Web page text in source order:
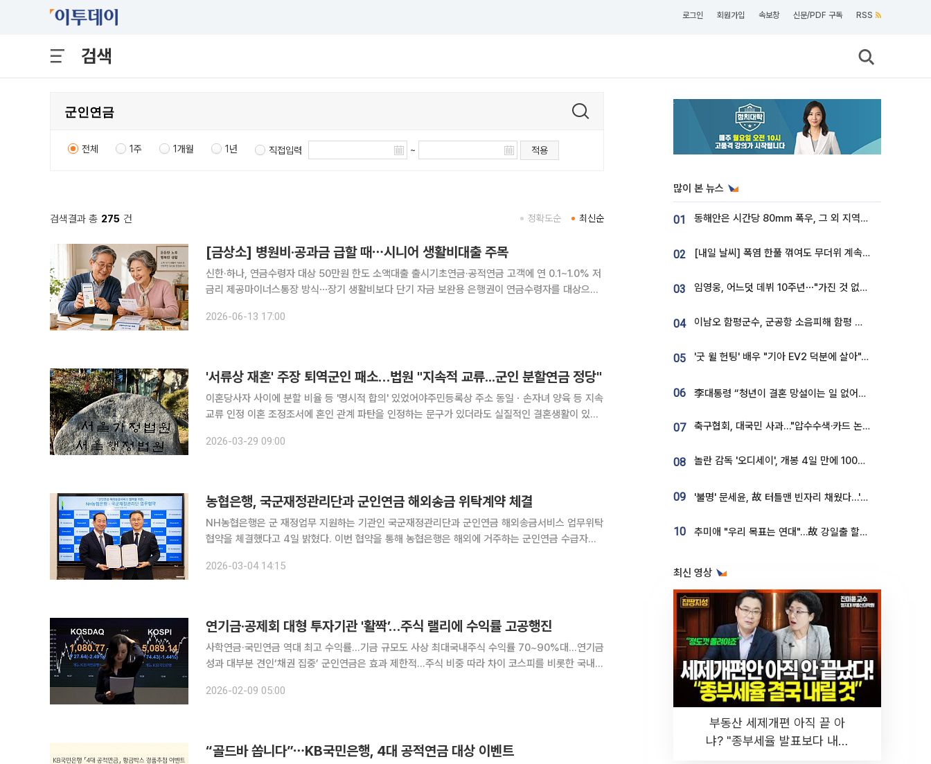
로그인 회원가입 속보창 신문/PDF 구독 RSS
검색
전체 1주 1개월 1년 직접입력 ~ 적용
검색결과 총 275 건 최신순
정확도순
[금상소] 병원비·공과금 급할 때⋯시니어 생활비대출 주목
신한·하나, 연금수령자 대상 50만원 한도 소액대출 출시기초연금·공적연금 고객에 연 0.1~1.0% 저
금리 제공마이너스통장 방식⋯장기 생활비보다 단기 자금 보완용 은행권이 연금수령자를 대상으로
생활자금 수요에 대응하기 위한 시니어 고객 대상 포용금융 상품이다.
2026-06-13 17:00
'서류상 재혼' 주장 퇴역군인 패소…법원 "지속적 교류...군인 분할연금 정당"
이혼당사자 사이에 분할 비율 등 '명시적 합의' 있었어야주민등록상 주소 동일ㆍ손자녀 양육 등 지속
교류 인정 이혼 조정조서에 혼인 관계 파탄을 인정하는 문구가 있더라도 실질적인 결혼생활이 있었
따르면 서울행정법원 행정3부(최수진 부장판사)는 군인연금 수급자
2026-03-29 09:00
농협은행, 국군재정관리단과 군인연금 해외송금 위탁계약 체결
NH농협은행은 군 재정업무 지원하는 기관인 국군재정관리단과 군인연금 해외송금서비스 업무위탁
협약을 체결했다고 4일 밝혔다. 이번 협약을 통해 농협은행은 해외에 거주하는 군인연금 수급자들
2026-03-04 14:15
연기금·공제회 대형 투자기관 '활짝’…주식 랠리에 수익률 고공행진
사학연금·국민연금 역대 최고 수익률…기금 규모도 사상 최대국내주식 수익률 70~90%대…연기금
성과 대부분 견인‘채권 집중’ 군인연금은 효과 제한적…주식 비중 따라 차이 코스피를 비롯한 국내
됐다. 특히 국내 주식 시장 랠리가 수익률을 끌어올리며 기관투자잦
2026-02-09 05:00
“골드바 쏩니다”⋯KB국민은행, 4대 공적연금 대상 이벤트
많이 본 뉴스
01 동해안은 시간당 80㎜ 폭우, 그 외 지역은 폭염…‘극과 극 날씨’
02 [내일 날씨] 폭염 한풀 꺾여도 무더위 계속⋯동해안 이틀 연속 비
03 임영웅, 어느덧 데뷔 10주년⋯"가진 것 없던 시절, 내 앞엔 20명의 팬뿐"
04 이남오 함평군수, 군공항 소음피해 함평 보상 요구
05 '굿 윌 헌팅' 배우 "기아 EV2 덕분에 살아"…교통사고 후 안전성 극찬
06 李대통령 “청년이 결혼 망설이는 일 없어야...제도상 불이익 조사”
07 축구협회, 대국민 사과…"압수수색·카드 논란 사죄, 강도 높은 쇄신"
08 놀란 감독 '오디세이', 개봉 4일 만에 100만 돌파⋯'왕사남' 보다 빠르다
09 '불명' 문세윤, 故 터틀맨 빈자리 채웠다…'거북이' 눈물의 최종 우승
10 추미애 "우리 목표는 연대"…故 강일출 할머니 흉상 제막
최신 영상
부동산 세제개편 아직 끝 아
냐? "종부세율 발표보다 내릴